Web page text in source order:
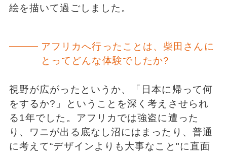
絵を描いて過ごしました。
アフリカへ行ったことは、柴田さんに
とってどんな体験でしたか?
視野が広がったというか、「日本に帰って何
をするか?」ということを深く考えさせられ
る1年でした。アフリカでは強盗に遭った
り、ワニが出る底なし沼にはまったり、普通
に考えて“デザインよりも大事なこと"に直面